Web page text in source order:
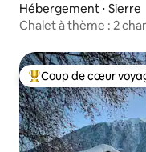
Hébergement ⋅ Sierre
Chalet à thème : 2
Coups de cœur
Coup de cœur